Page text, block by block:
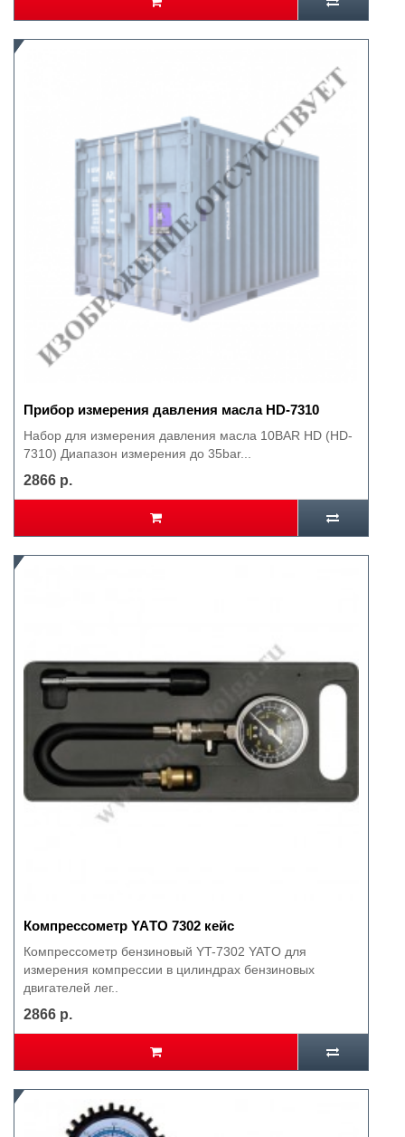
Прибор измерения давления масла HD-7310
Набор для измерения давления масла 10BAR HD (HD-
7310) Диапазон измерения до 35bar...
2866 р.
Компрессометр YAТО 7302 кейс
Компрессометр бензиновый YT-7302 YATO для
измерения компрессии в цилиндрах бензиновых
двигателей лег..
2866 р.